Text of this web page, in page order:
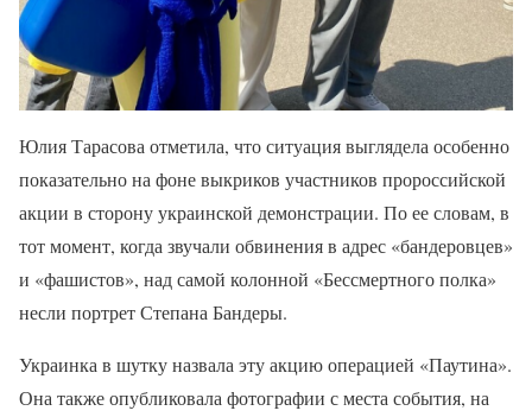
Юлия Тарасова отметила, что ситуация выглядела особенно
показательно на фоне выкриков участников пророссийской
акции в сторону украинской демонстрации. По ее словам, в
тот момент, когда звучали обвинения в адрес «бандеровцев»
и «фашистов», над самой колонной «Бессмертного полка»
несли портрет Степана Бандеры.
Украинка в шутку назвала эту акцию операцией «Паутина».
Она также опубликовала фотографии с места события, на